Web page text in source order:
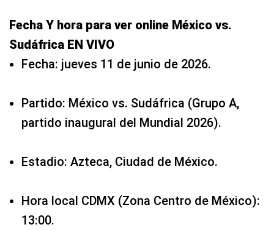
Fecha Y hora para ver online México vs.
Sudáfrica EN VIVO
Fecha: jueves 11 de junio de 2026.
Partido: México vs. Sudáfrica (Grupo A,
partido inaugural del Mundial 2026).
Estadio: Azteca, Ciudad de México.
Hora local CDMX (Zona Centro de México):
13:00.